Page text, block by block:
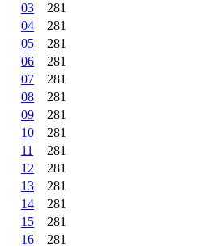
03
281
04
281
05
281
06
281
07
281
08
281
09
281
10
281
11
281
12
281
13
281
14
281
15
281
16
281